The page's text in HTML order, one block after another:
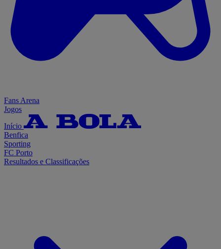
Fans Arena
Jogos
Início
Benfica
Sporting
FC Porto
Resultados e Classificações